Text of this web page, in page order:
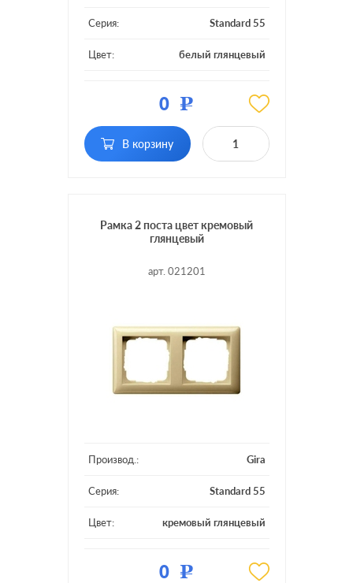
Серия: Standard 55
Цвет: белый глянцевый
0 Р
В корзину
Рамка 2 поста цвет кремовый
глянцевый
арт. 021201
Производ.: Gira
Серия: Standard 55
Цвет: кремовый глянцевый
0 Р